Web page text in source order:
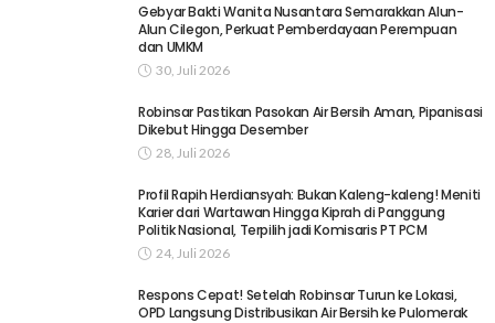
Gebyar Bakti Wanita Nusantara Semarakkan Alun-
Alun Cilegon, Perkuat Pemberdayaan Perempuan
dan UMKM
30, Juli 2026
Robinsar Pastikan Pasokan Air Bersih Aman, Pipanisasi
Dikebut Hingga Desember
28, Juli 2026
Profil Rapih Herdiansyah: Bukan Kaleng-kaleng! Meniti
Karier dari Wartawan Hingga Kiprah di Panggung
Politik Nasional, Terpilih jadi Komisaris PT PCM
24, Juli 2026
Respons Cepat! Setelah Robinsar Turun ke Lokasi,
OPD Langsung Distribusikan Air Bersih ke Pulomerak